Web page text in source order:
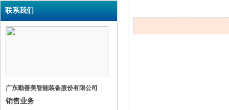
联系我们
广东勤善美智能装备股份有限公司
销售业务